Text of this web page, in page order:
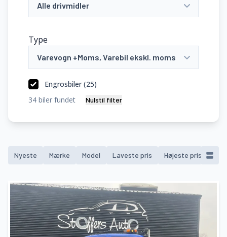
Alle drivmidler
Type
Varevogn +Moms, Varebil ekskl. moms
Engrosbiler (25)
34 biler fundet Nulstil filter
Nyeste Mærke Model Laveste pris Højeste pris